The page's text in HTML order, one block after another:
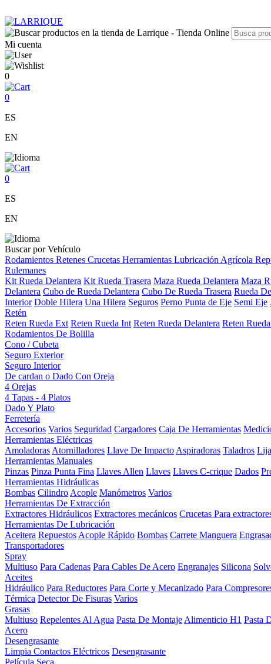
Mi cuenta
0
0
ES
EN
0
ES
EN
Buscar por Vehículo
Rodamientos Retenes Crucetas Herramientas Lubricación Agrícola
Rulemanes
Kit Rueda Delantera Kit Rueda Trasera Maza Rueda Delantera Maza
Delantera Cubo de Rueda Delantera Cubo De Rueda Trasera Rueda
Interior Doble Hilera Una Hilera Seguros Perno Punta de Eje Semi Eje
Retén
Reten Rueda Ext Reten Rueda Int Reten Rueda Delantera Reten
Rodamientos De Bolilla
Cono / Cubeta
Seguro Exterior
Seguro Interior
De cardan o Dado Con Oreja
4 Orejas
4 Tapas - 4 Platos
Dado Y Plato
Ferretería
Accesorios Varios Seguridad Cargadores Caja De Herramientas
Herramientas Eléctricas
Amoladoras Atornilladores Llave De Impacto Aspiradoras Taladros
Herramientas Manuales
Pinzas Pinza Punta Fina Llaves Allen Llaves Llaves C-crique Dados
Herramientas Hidráulicas
Bombas Cilindro Acople Manómetros Varios
Herramientas De Extracción
Extractores Hidráulicos Extractores mecánicos Crucetas Para
Herramientas De Lubricación
Aceitera Repuestos Acople Rápido Bombas Carrete Manguera
Transportadores
Spray
Multiuso Para Cadenas Para Cables De Acero Engranajes Silicona
Aceites
Hidráulico Para Reductores Para Corte y Mecanizado Para
Térmica Detector De Fisuras Varios
Grasas
Multiuso Repelentes Al Agua Pasta De Montaje Alimenticio H1 Pasta
Acero
Desengrasante
Limpia Contactos Eléctricos Desengrasante
Película Seca